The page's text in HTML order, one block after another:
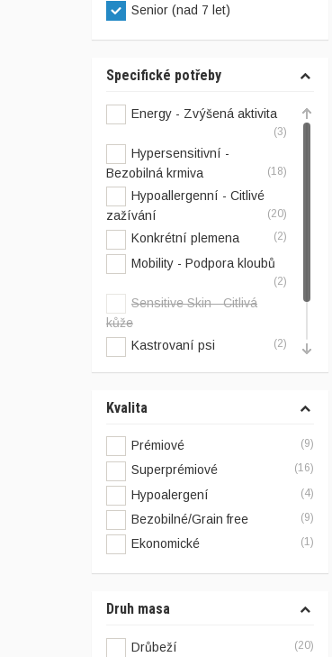
Senior (nad 7 let)
Specifické potřeby
Energy - Zvýšená aktivita
(3)
Hypersensitivní -
Bezobilná krmiva
(18)
Hypoallergenní - Citlivé
zažívání
(20)
Konkrétní plemena (2)
Mobility - Podpora kloubů
(2)
Sensitive Skin - Citlivá
kůže
Kastrovaní psi
(2)
Light - Psi s nadváhou
Kvalita
Prémiové (9)
Superprémiové (16)
Hypoalergení (4)
Bezobilné/Grain free (9)
Ekonomické (1)
Druh masa
Drůbeží (20)